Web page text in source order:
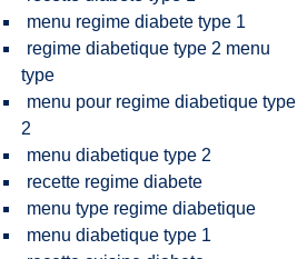
menu regime diabete type 1
regime diabetique type 2 menu
type
menu pour regime diabetique type
2
menu diabetique type 2
recette regime diabete
menu type regime diabetique
menu diabetique type 1